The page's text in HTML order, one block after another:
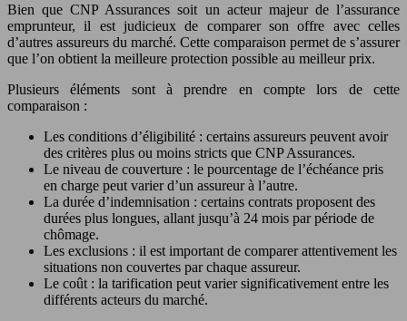
Bien que CNP Assurances soit un acteur majeur de l’assurance
emprunteur, il est judicieux de comparer son offre avec celles
d’autres assureurs du marché. Cette comparaison permet de s’assurer
que l’on obtient la meilleure protection possible au meilleur prix.
Plusieurs éléments sont à prendre en compte lors de cette
comparaison :
Les conditions d’éligibilité : certains assureurs peuvent avoir
des critères plus ou moins stricts que CNP Assurances.
Le niveau de couverture : le pourcentage de l’échéance pris
en charge peut varier d’un assureur à l’autre.
La durée d’indemnisation : certains contrats proposent des
durées plus longues, allant jusqu’à 24 mois par période de
chômage.
Les exclusions : il est important de comparer attentivement les
situations non couvertes par chaque assureur.
Le coût : la tarification peut varier significativement entre les
différents acteurs du marché.